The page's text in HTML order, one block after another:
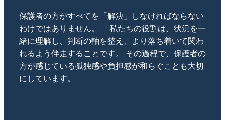
保護者の方がすべてを「解決」しなければならない
わけではありません。 「私たちの役割は、状況を一
緒に理解し、判断の軸を整え、より落ち着いて関わ
れるよう伴走することです。 その過程で、保護者の
方が感じている孤独感や負担感が和らぐことも大切
にしています。